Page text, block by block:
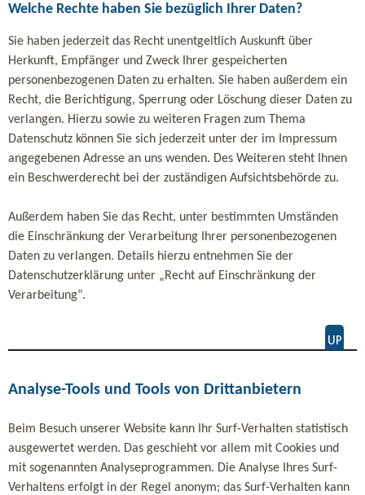
Welche Rechte haben Sie bezüglich Ihrer Daten?
Sie haben jederzeit das Recht unentgeltlich Auskunft über
Herkunft, Empfänger und Zweck Ihrer gespeicherten
personenbezogenen Daten zu erhalten. Sie haben außerdem ein
Recht, die Berichtigung, Sperrung oder Löschung dieser Daten zu
verlangen. Hierzu sowie zu weiteren Fragen zum Thema
Datenschutz können Sie sich jederzeit unter der im Impressum
angegebenen Adresse an uns wenden. Des Weiteren steht Ihnen
ein Beschwerderecht bei der zuständigen Aufsichtsbehörde zu.
Außerdem haben Sie das Recht, unter bestimmten Umständen
die Einschränkung der Verarbeitung Ihrer personenbezogenen
Daten zu verlangen. Details hierzu entnehmen Sie der
Datenschutzerklärung unter „Recht auf Einschränkung der
Verarbeitung“.
Analyse-Tools und Tools von Drittanbietern
Beim Besuch unserer Website kann Ihr Surf-Verhalten statistisch
ausgewertet werden. Das geschieht vor allem mit Cookies und
mit sogenannten Analyseprogrammen. Die Analyse Ihres Surf-
Verhaltens erfolgt in der Regel anonym; das Surf-Verhalten kann